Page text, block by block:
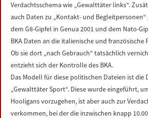
Verdachtsschema wie „Gewalttäter links“.
auch Daten zu „Kontakt- und Begleitpersonen“
dem G8-Gipfel in Genua 2001 und dem Nato-
BKA Daten an die italienische und französische
Ob sie dort „nach Gebrauch“ tatsächlich
entzieht sich der Kontrolle des BKA.
Das Modell für diese politischen Dateien ist die
„Gewalttäter Sport“. Diese wurde eingeführt,
Hooligans vorzugehen, ist aber auch zur
verkommen, bei der die inzwischen knapp